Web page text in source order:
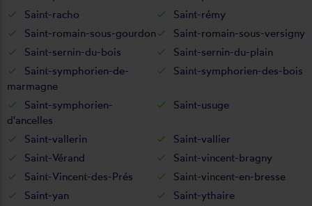
Saint-racho
Saint-rémy
Saint-romain-sous-gourdon
Saint-romain-sous-versigny
Saint-sernin-du-bois
Saint-sernin-du-plain
Saint-symphorien-de-
marmagne
Saint-symphorien-des-bois
Saint-symphorien-
d'ancelles
Saint-usuge
Saint-vallerin
Saint-vallier
Saint-Vérand
Saint-vincent-bragny
Saint-Vincent-des-Prés
Saint-vincent-en-bresse
Saint-yan
Saint-ythaire